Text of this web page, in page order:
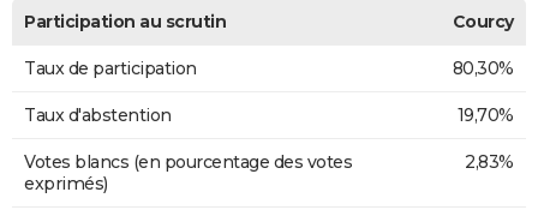
Participation au scrutin Courcy
Taux de participation 80,30%
Taux d'abstention 19,70%
Votes blancs (en pourcentage des votes
exprimés)
2,83%